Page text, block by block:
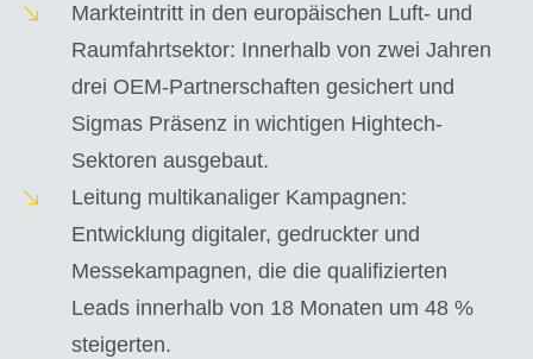
Markteintritt in den europäischen Luft- und
Raumfahrtsektor: Innerhalb von zwei Jahren
drei OEM-Partnerschaften gesichert und
Sigmas Präsenz in wichtigen Hightech-
Sektoren ausgebaut.
Leitung multikanaliger Kampagnen:
Entwicklung digitaler, gedruckter und
Messekampagnen, die die qualifizierten
Leads innerhalb von 18 Monaten um 48 %
steigerten.